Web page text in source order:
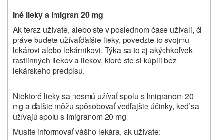
Iné lieky a Imigran 20 mg
Ak teraz užívate, alebo ste v poslednom čase užívali, či
práve budete užívaťďalšie lieky, povedzte to svojmu
lekárovi alebo lekárnikovi. Týka sa to aj akýchkoľvek
rastlinných liekov a liekov, ktoré ste si kúpili bez
lekárskeho predpisu.
Niektoré lieky sa nesmú užívať spolu s Imigranom 20
mg a ďalšie môžu spôsobovať vedľajšie účinky, keď sa
užívajú spolu s Imigranom 20 mg.
Musíte informovať vášho lekára, ak užívate: